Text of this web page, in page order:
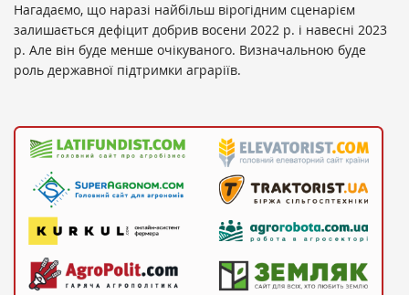
Нагадаємо, що наразі найбільш вірогідним сценарієм
залишається дефіцит добрив восени 2022 р. і навесні 2023
р. Але він буде менше очікуваного. Визначальною буде
роль державної підтримки аграріїв.